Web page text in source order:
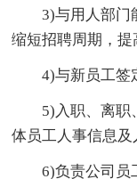
3)与用人部门能
缩短招聘周期，提
4)与新员工签
5)入职、离职、
体员工人事信息
6)负责公司员工